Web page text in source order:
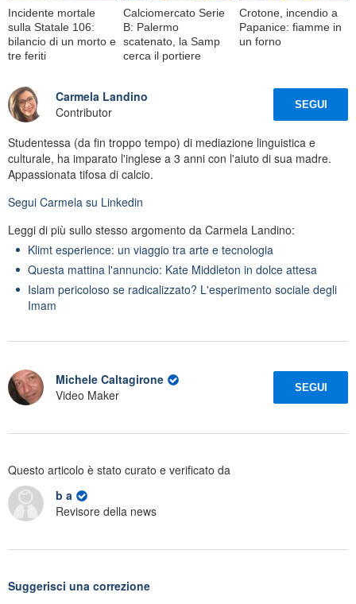
Incidente mortale
sulla Statale 106:
bilancio di un morto e
tre feriti
Calciomercato Serie
B: Palermo
scatenato, la Samp
cerca il portiere
Crotone, incendio a
Papanice: fiamme in
un forno
Carmela Landino
Contributor
SEGUI
Studentessa (da fin troppo tempo) di mediazione linguistica e
culturale, ha imparato l'inglese a 3 anni con l'aiuto di sua madre.
Appassionata tifosa di calcio.
Segui Carmela su Linkedin
Leggi di più sullo stesso argomento da Carmela Landino:
Klimt esperience: un viaggio tra arte e tecnologia
Questa mattina l'annuncio: Kate Middleton in dolce attesa
Islam pericoloso se radicalizzato? L'esperimento sociale degli
Imam
Michele Caltagirone
Video Maker
SEGUI
Questo articolo è stato curato e verificato da
b a
Revisore della news
Suggerisci una correzione